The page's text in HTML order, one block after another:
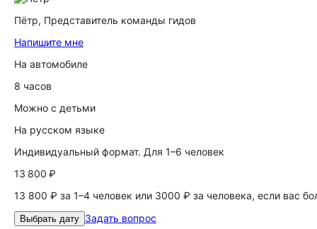
Пётр, Представитель команды гидов
Напишите мне
На автомобиле
8 часов
Можно с детьми
На русском языке
Индивидуальный формат. Для 1–6 человек
13 800 ₽
13 800 ₽ за 1–4 человек или 3000 ₽ за человека, если вас
Выбрать дату Задать вопрос